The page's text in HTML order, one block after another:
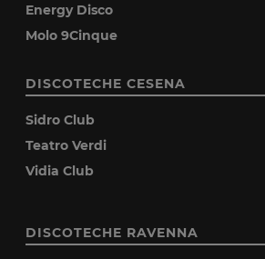
Energy Disco
Molo 9Cinque
DISCOTECHE CESENA
Sidro Club
Teatro Verdi
Vidia Club
DISCOTECHE RAVENNA